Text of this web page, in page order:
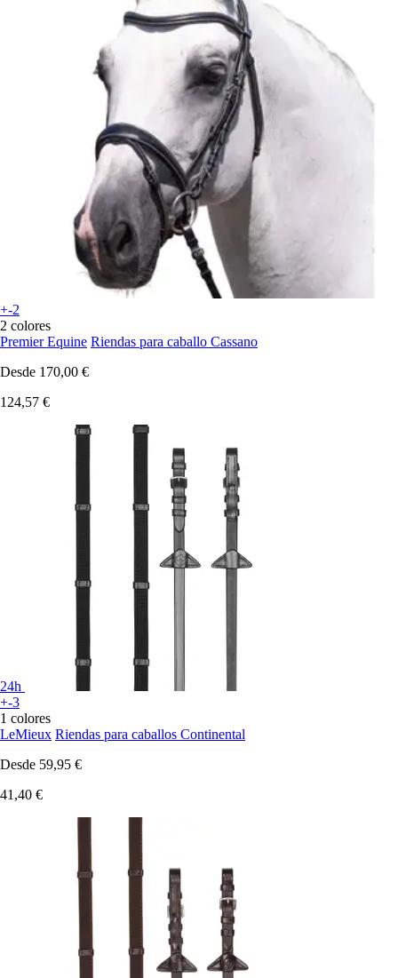
+-2
2 colores
Premier Equine Riendas para caballo Cassano
Desde 170,00 €
124,57 €
24h
+-3
1 colores
LeMieux Riendas para caballos Continental
Desde 59,95 €
41,40 €